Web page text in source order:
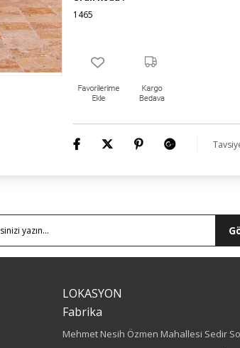
1465
LOKASYON
Fabrika
Mehmet Nesih Özmen Mahallesi Sedir